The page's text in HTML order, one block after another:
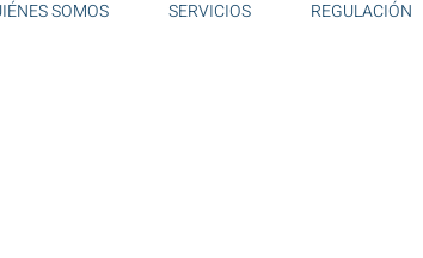
SOMOS SERVICIOS REGULACIÓN